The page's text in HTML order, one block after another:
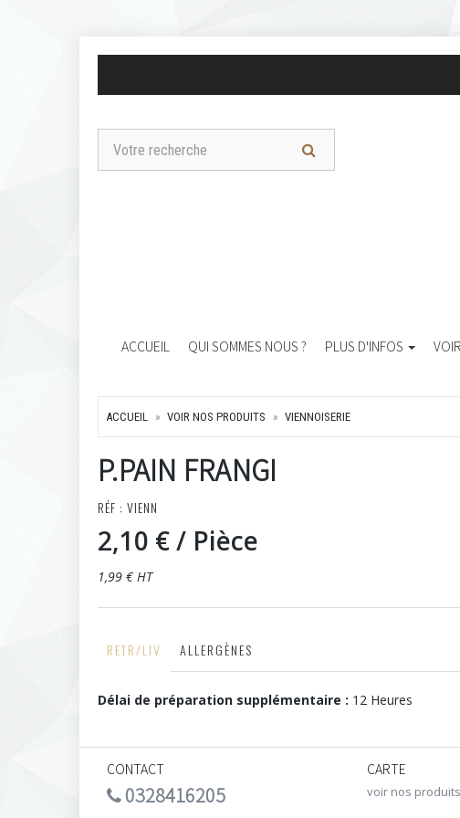
ACCUEIL QUI SOMMES NOUS ? PLUS D'INFOS
ACCUEIL VOIR NOS PRODUITS VIENNOISERIE
P.PAIN FRANGI
RÉF : VIENN
2,10 €/ Pièce
1,99 € HT
RETR/LIV ALLERGÈNES
Délai de préparation supplémentaire : 12 Heures
CONTACT
0328416205
CARTE
voir nos produits